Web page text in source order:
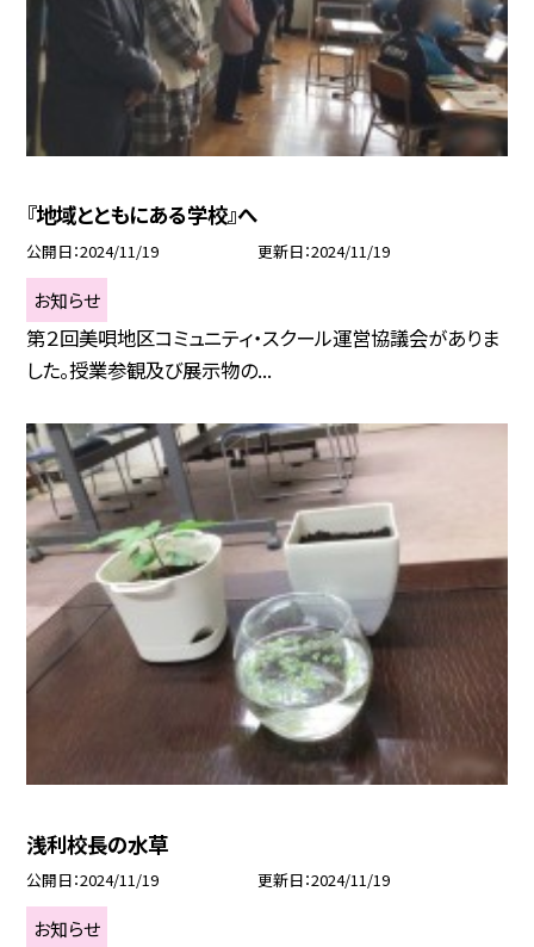
『地域とともにある学校』へ
公開日 2024/11/19 更新日 2024/11/19
お知らせ
第２回美唄地区コミュニティ・スクール運営協議会がありま
した。授業参観及び展示物の...
浅利校長の水草
公開日 2024/11/19 更新日 2024/11/19
お知らせ